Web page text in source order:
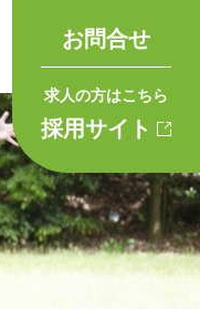
お問合せ
求人の方はこちら
採用サイト